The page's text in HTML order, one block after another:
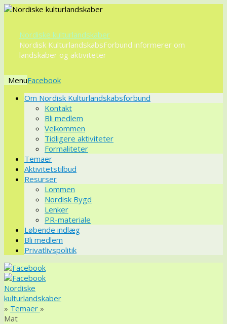
Nordiske kulturlandskaber
Nordisk KulturlandskabsForbund informerer om
landskaber og aktiviteter
Menu
VidereOm Nordisk Kulturlandskabsforbund
Kontakt
Bli medlem
Velkommen
Tidligere aktiviteter
Formaliteter
Temaer
Aktivitetstilbud
Resurser
Lommen
Nordisk Bygd
Lenker
PR-materiale
Løbende indlæg
Bli medlem
Privatlivspolitik
Nordiske
kulturlandskaber
» Temaer »
Mat